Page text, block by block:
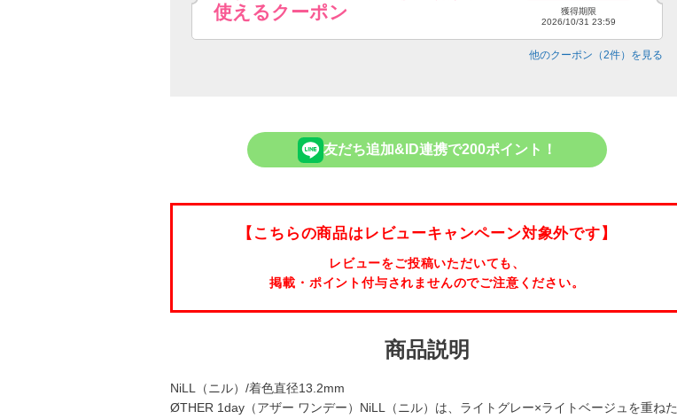
使えるクーポン
獲得期限
2026/10/31 23:59
他のクーポン（2件）を見る
友だち追加&ID連携で200ポイント！
【こちらの商品はレビューキャンペーン対象外です】
レビューをご投稿いただいても、
掲載・ポイント付与されませんのでご注意ください。
商品説明
NiLL（ニル）/着色直径13.2mm
ØTHER 1day（アザー ワンデー）NiLL（ニル）は、ライトグレー×ライトベージュを重ねた